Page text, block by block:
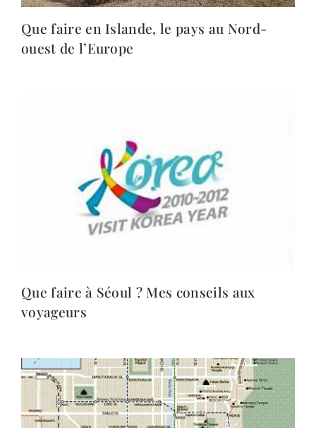
Que faire en Islande, le pays au Nord-
ouest de l’Europe
Que faire à Séoul ? Mes conseils aux
voyageurs